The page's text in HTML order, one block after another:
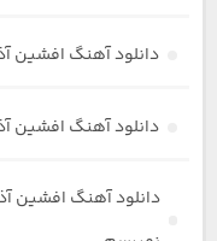
دانلود آهنگ افشین
دانلود آهنگ
دانلود آهنگ افشین